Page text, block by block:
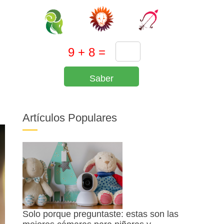
Saber
Artículos Populares
Solo porque preguntaste: estas son las